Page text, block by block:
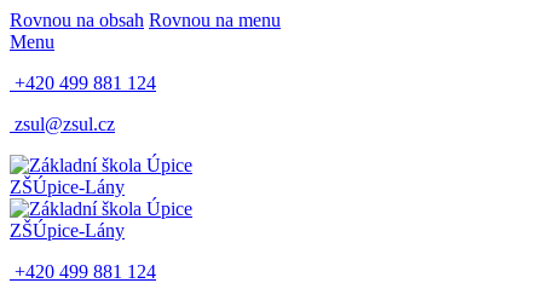
Rovnou na obsah Rovnou na menu
Menu
+420 499 881 124
zsul@zsul.cz
ZŠÚpice-Lány
ZŠÚpice-Lány
+420 499 881 124